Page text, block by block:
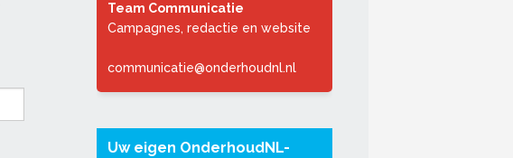
Team Communicatie
Campagnes, redactie en website
communicatie@onderhoudnl.nl
Uw eigen OnderhoudNL-